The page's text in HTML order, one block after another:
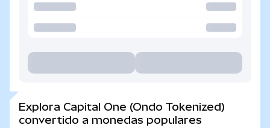
Explora Capital One (Ondo Tokenized)
convertido a monedas populares